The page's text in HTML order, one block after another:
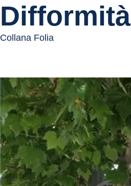
Difformità
Collana Folia